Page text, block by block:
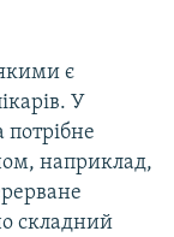
є
У
наприклад,
складний